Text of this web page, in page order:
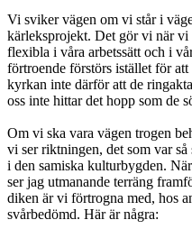
Vi sviker vägen om vi står i
kärleksprojekt. Det gör vi när
flexibla i våra arbetssätt och i
förtroende förstörs istället för
kyrkan inte därför att de
oss inte hittar det hopp som de
Om vi ska vara vägen trogen
vi ser riktningen, det som var
i den samiska kulturbygden.
ser jag utmanande terräng
diken är vi förtrogna med, hos
svårbedömd. Här är några: